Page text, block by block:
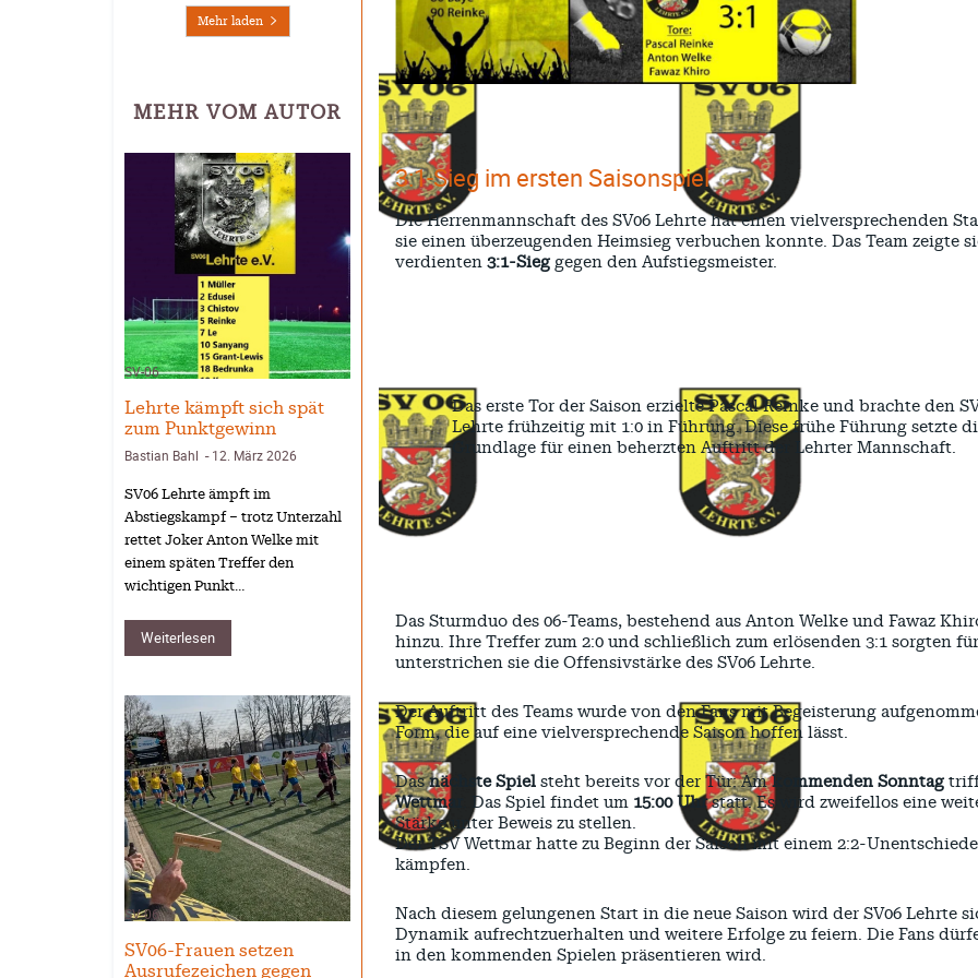
Mehr laden
MEHR VOM AUTOR
SV-06
Lehrte kämpft sich spät
zum Punktgewinn
Bastian Bahl - 12. März 2026
SV06 Lehrte ämpft im
Abstiegskampf – trotz Unterzahl
rettet Joker Anton Welke mit
einem späten Treffer den
wichtigen Punkt…
Weiterlesen
SV-06
SV06-Frauen setzen
Ausrufezeichen gegen
3:1-Sieg im ersten Saisonspiel
Die Herrenmannschaft des SV06 Lehrte hat einen vielversprechenden
sie einen überzeugenden Heimsieg verbuchen konnte. Das Team zeigte
verdienten3:1-Sieg gegen den Aufstiegsmeister.
Das erste Tor der Saison erzielte Pascal Reinke und brachte den
Lehrte frühzeitig mit 1:0 in Führung. Diese frühe Führung setzte
Grundlage für einen beherzten Auftritt der Lehrter Mannschaft.
Das Sturmduo des 06-Teams, bestehend aus Anton Welke und Fawaz
hinzu. Ihre Treffer zum 2:0 und schließlich zum erlösenden 3:1 sorgten
unterstrichen sie die Offensivstärke des SV06 Lehrte.
Der Auftritt des Teams wurde von den Fans mit Begeisterung
Form, die auf eine vielversprechende Saison hoffen lässt.
Dasnächste Spiel steht bereits vor der Tür: Amkommenden Sonntag
Wettmar
. Das Spiel findet um 15:00 Uhrstatt. Es wird zweifellos eine
Stärke unter Beweis zu stellen.
Der TSV Wettmar hatte zu Beginn der Saison mit einem 2:2-
kämpfen.
Nach diesem gelungenen Start in die neue Saison wird der SV06 Lehrte
Dynamik aufrechtzuerhalten und weitere Erfolge zu feiern. Die Fans
in den kommenden Spielen präsentieren wird.